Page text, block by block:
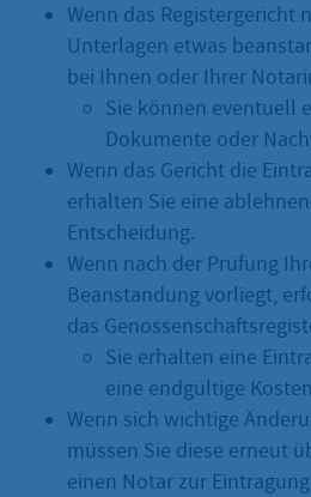
Wenn das Registergericht
Unterlagen etwas
bei Ihnen oder Ihrer
Sie können eventuell
Dokumente oder
Wenn das Gericht die
erhalten Sie eine
Entscheidung.
Wenn nach der Prüfung
Beanstandung vorliegt,
das
Sie erhalten eine
eine endgültige
Wenn sich wichtige
müssen Sie diese erneut
einen Notar zur